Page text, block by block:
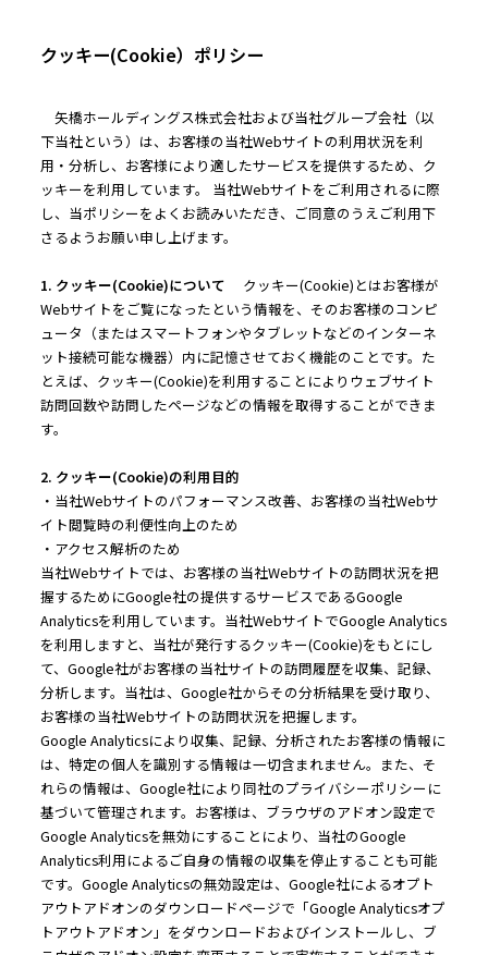
クッキー(Cookie）ポリシー
矢橋ホールディングス株式会社および当社グループ会社（以
下当社という）は、お客様の当社Webサイトの利用状況を利
用・分析し、お客様により適したサービスを提供するため、ク
ッキーを利用しています。 当社Webサイトをご利用されるに際
し、当ポリシーをよくお読みいただき、ご同意のうえご利用下
さるようお願い申し上げます。
1. クッキー(Cookie)について クッキー(Cookie)とはお客様が
Webサイトをご覧になったという情報を、そのお客様のコンピ
ュータ（またはスマートフォンやタブレットなどのインターネ
ット接続可能な機器）内に記憶させておく機能のことです。た
とえば、クッキー(Cookie)を利用することによりウェブサイト
訪問回数や訪問したページなどの情報を取得することができま
す。
2. クッキー(Cookie)の利用目的
・当社Webサイトのパフォーマンス改善、お客様の当社Webサ
イト閲覧時の利便性向上のため
・アクセス解析のため
当社Webサイトでは、お客様の当社Webサイトの訪問状況を把
握するためにGoogle社の提供するサービスであるGoogle
Analyticsを利用しています。当社WebサイトでGoogle Analytics
を利用しますと、当社が発行するクッキー(Cookie)をもとにし
て、Google社がお客様の当社サイトの訪問履歴を収集、記録、
分析します。当社は、Google社からその分析結果を受け取り、
お客様の当社Webサイトの訪問状況を把握します。
Google Analyticsにより収集、記録、分析されたお客様の情報に
は、特定の個人を識別する情報は一切含まれません。また、そ
れらの情報は、Google社により同社のプライバシーポリシーに
基づいて管理されます。お客様は、ブラウザのアドオン設定で
Google Analyticsを無効にすることにより、当社のGoogle
Analytics利用によるご自身の情報の収集を停止することも可能
です。Google Analyticsの無効設定は、Google社によるオプト
アウトアドオンのダウンロードページで「Google Analyticsオプ
トアウトアドオン」をダウンロードおよびインストールし、ブ